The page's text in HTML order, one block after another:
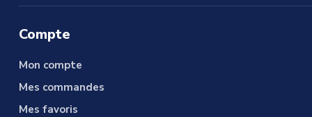
Compte
Mon compte
Mes commandes
Mes favoris